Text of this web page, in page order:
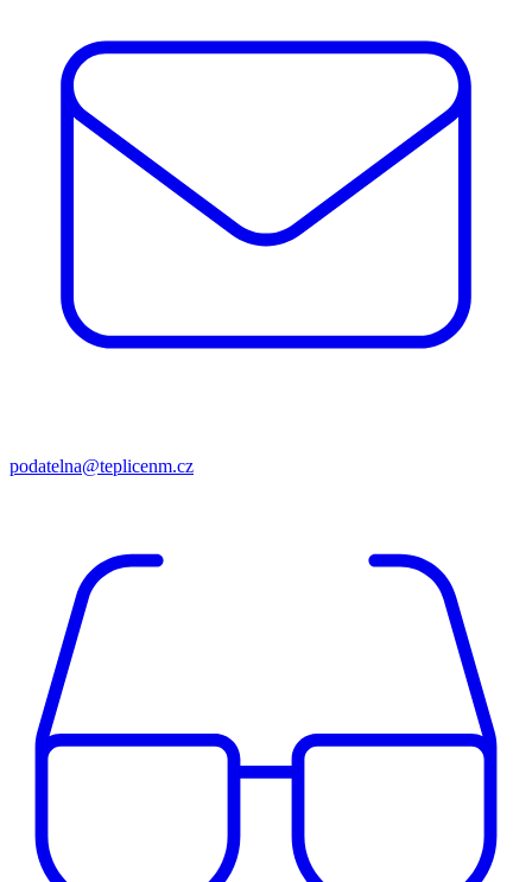
podatelna@teplicenm.cz